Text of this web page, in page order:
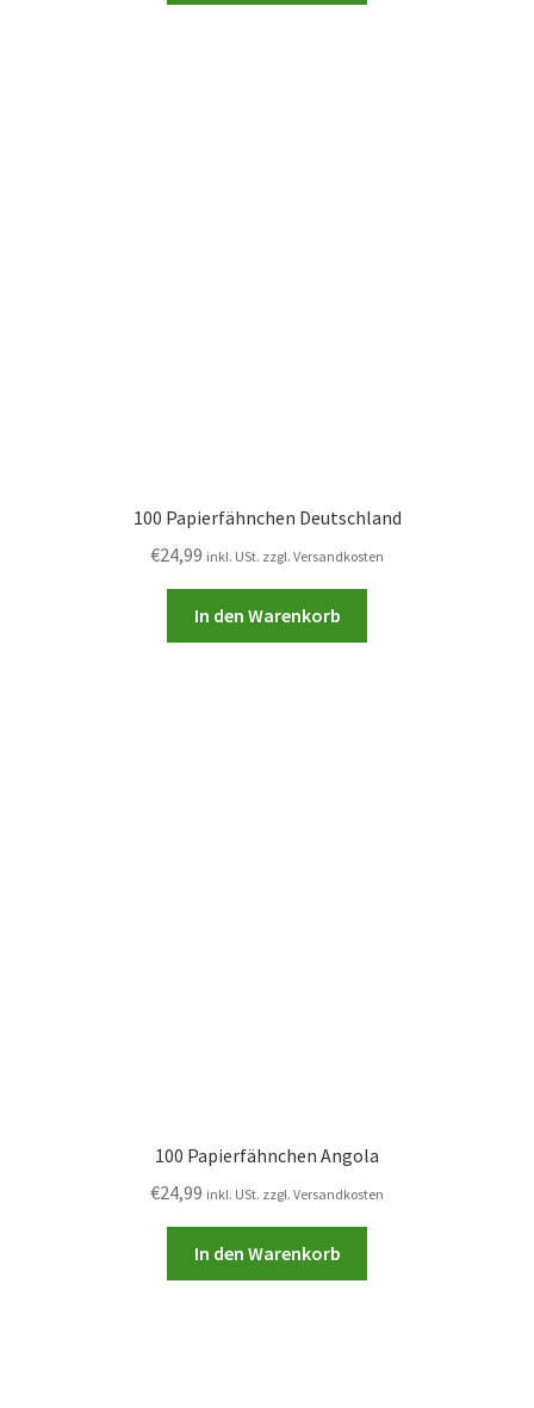
100 Papierfähnchen Deutschland
€24,99 inkl. USt. zzgl. Versandkosten
In den Warenkorb
100 Papierfähnchen Angola
€24,99 inkl. USt. zzgl. Versandkosten
In den Warenkorb